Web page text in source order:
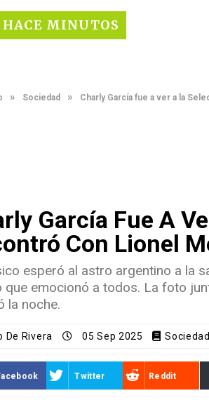
HACE MINUTOS
» Sociedad » Charly García fue a ver a la
García Fue A
Con Lionel
esperó al astro argentino a la
que emocionó a todos. La foto
la noche.
De Rivera 05 Sep 2025 Sociedad
Twitter Reddit